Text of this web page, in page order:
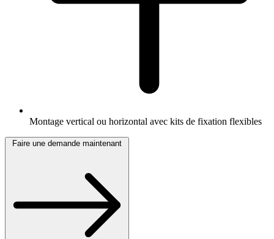
Montage vertical ou horizontal avec kits de fixation flexibles
Faire une demande maintenant